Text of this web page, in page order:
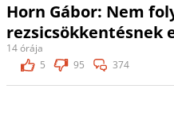
Horn Gábor: Nem
rezsicsökkentésnek
14 órája
5
95 374